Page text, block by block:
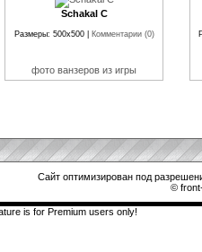
Schakal C
Размеры: 500x500 | Комментарии (0)
фото ванзеров из игры
Сайт оптимизирован под
©
is for Premium users only!